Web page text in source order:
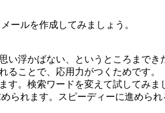
ールを作成してみましょう。
浮かばない、というところまでき
ことで、応用力がつくためです。
。検索ワードを変えて試してみま
れます。スピーディーに進めら